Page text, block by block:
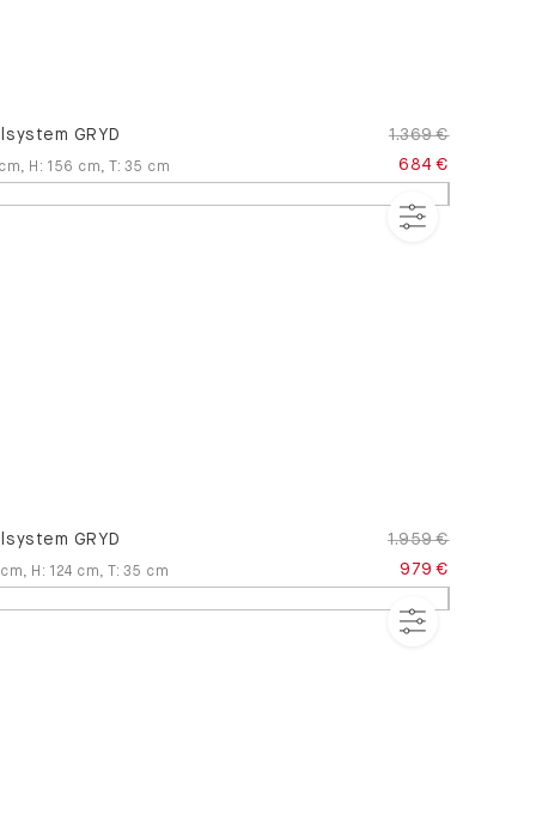
GRYD
1.369 €
684 €
, H : 156 cm,T: 35 cm
GRYD
1.959 €
979 €
H : 124 cm ,T: 35 cm